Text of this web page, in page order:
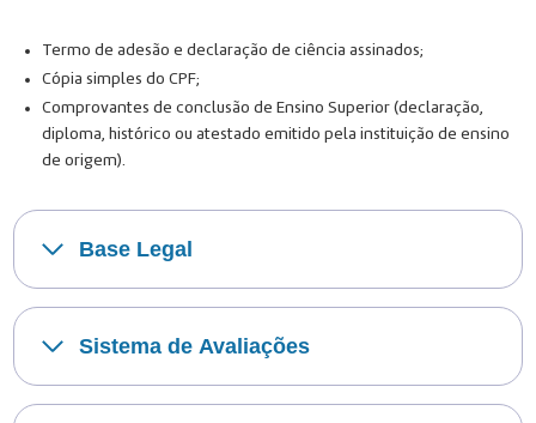
Termo de adesão e declaração de ciência assinados;
Cópia simples do CPF;
Comprovantes de conclusão de Ensino Superior (declaração,
diploma, histórico ou atestado emitido pela instituição de ensino
de origem).
Base Legal
Sistema de Avaliações